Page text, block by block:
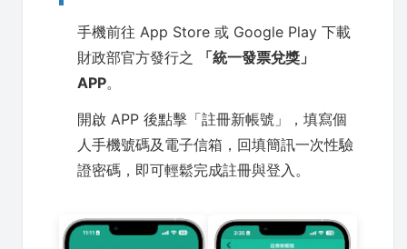
手機前往 App Store 或 Google Play 下載
財政部官方發行之
「統一發票兌獎」
APP。
開啟 APP 後點擊「註冊新帳號」，填寫個
人手機號碼及電子信箱，回填簡訊一次性驗
證密碼，即可輕鬆完成註冊與登入。